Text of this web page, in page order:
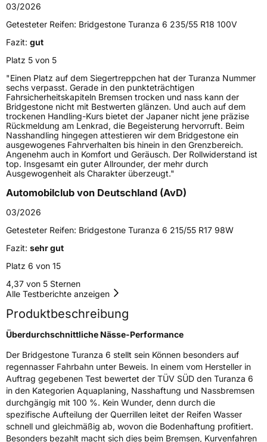
Modellname
FahrzeugartPKW & SUV
Weitere Eigenschaften
ZustandNeureifen
Verstärkt XL
EU Label
EffizienzB
Rollgeräusch (Klasse)B
Rollgeräusch (dB)
Fahrzeugklasse
EPREL ID 500846
Allgemeine Produktsicherheit (GPSR)
HerstellerkontaktBRIDGESTONE EU NV/SA, Via del Fosso del
Salceto 13/15 00128 Rome Italien,
market.surveillance@bridgestone.eu
03/2026
Getesteter Reifen: Bridgestone Turanza 6 235/55 R18 100V
Fazit: gut
Platz 5 von 5
"Einen Platz auf dem Siegertreppchen hat der Turanza Nummer
sechs verpasst. Gerade in den punkteträchtigen
Fahrsicherheitskapiteln Bremsen trocken und nass kann der
Bridgestone nicht mit Bestwerten glänzen. Und auch auf dem
trockenen Handling-Kurs bietet der Japaner nicht jene präzise
Rückmeldung am Lenkrad, die Begeisterung hervorruft. Beim
Nasshandling hingegen attestieren wir dem Bridgestone ein
ausgewogenes Fahrverhalten bis hinein in den Grenzbereich.
Angenehm auch in Komfort und Geräusch. Der Rollwiderstand ist
top. Insgesamt ein guter Allrounder, der mehr durch
Ausgewogenheit als Charakter überzeugt."
Automobilclub von Deutschland (AvD)
03/2026
Getesteter Reifen: Bridgestone Turanza 6 215/55 R17 98W
Fazit: sehr gut
Platz 6 von 15
4,37 von 5 Sternen
Alle Testberichte anzeigen
Produktbeschreibung
Überdurchschnittliche Nässe-Performance
Der Bridgestone Turanza 6 stellt sein Können besonders auf
regennasser Fahrbahn unter Beweis. In einem vom Hersteller in
Auftrag gegebenen Test bewertet der TÜV SÜD den Turanza 6
in den Kategorien Aquaplaning, Nasshaftung und Nassbremsen
durchgängig mit 100 %. Kein Wunder, denn durch die
spezifische Aufteilung der Querrillen leitet der Reifen Wasser
schnell und gleichmäßig ab, wovon die Bodenhaftung profitiert.
Besonders bezahlt macht sich dies beim Bremsen, Kurvenfahren